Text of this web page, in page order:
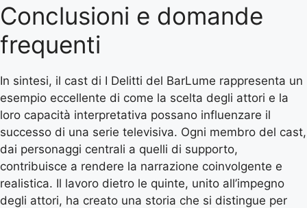
Conclusioni e domande
frequenti
In sintesi, il cast di I Delitti del BarLume rappresenta un
esempio eccellente di come la scelta degli attori e la
loro capacità interpretativa possano influenzare il
successo di una serie televisiva. Ogni membro del cast,
dai personaggi centrali a quelli di supporto,
contribuisce a rendere la narrazione coinvolgente e
realistica. Il lavoro dietro le quinte, unito all’impegno
degli attori, ha creato una storia che si distingue per